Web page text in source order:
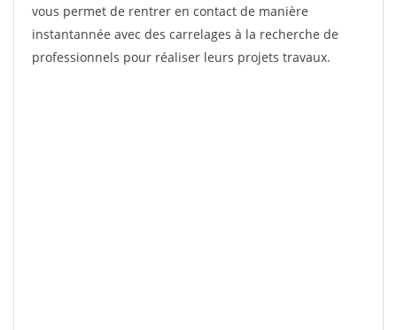
vous permet de rentrer en contact de manière
instantannée avec des carrelages à la recherche de
professionnels pour réaliser leurs projets travaux.